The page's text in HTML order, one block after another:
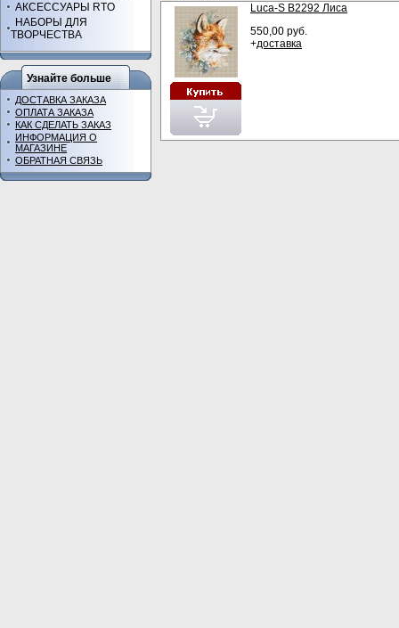
Luca-S В2292 Лиса
550,00 руб.
+доставка
АКСЕССУАРЫ RTO
НАБОРЫ ДЛЯ
ТВОРЧЕСТВА
Узнайте больше
ДОСТАВКА ЗАКАЗА
ОПЛАТА ЗАКАЗА
КАК СДЕЛАТЬ ЗАКАЗ
ИНФОРМАЦИЯ О
МАГАЗИНЕ
ОБРАТНАЯ СВЯЗЬ